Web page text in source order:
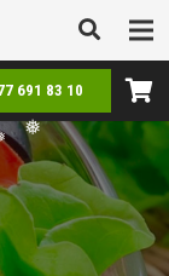
❅
691 83 10